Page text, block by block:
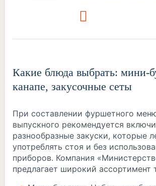
Какие блюда выбрать: мини-
канапе, закусочные сеты
При составлении фуршетного
выпускного рекомендуется
разнообразные закуски, которые
употреблять стоя и без
приборов. Компания
предлагает широкий ассортимент